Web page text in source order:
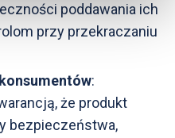
poddawania ich
przy przekraczaniu
:
że produkt
bezpieczeństwa,